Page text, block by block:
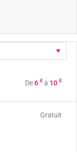
De6 € à 10 €
Gratuit